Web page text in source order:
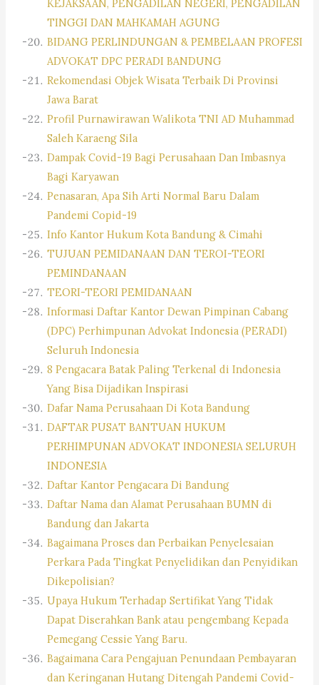
KEJAKSAAN, PENGADILAN NEGERI, PENGADILAN
TINGGI DAN MAHKAMAH AGUNG
BIDANG PERLINDUNGAN & PEMBELAAN PROFESI
ADVOKAT DPC PERADI BANDUNG
Rekomendasi Objek Wisata Terbaik Di Provinsi
Jawa Barat
Profil Purnawirawan Walikota TNI AD Muhammad
Saleh Karaeng Sila
Dampak Covid-19 Bagi Perusahaan Dan Imbasnya
Bagi Karyawan
Penasaran, Apa Sih Arti Normal Baru Dalam
Pandemi Copid-19
Info Kantor Hukum Kota Bandung & Cimahi
TUJUAN PEMIDANAAN DAN TEROI-TEORI
PEMINDANAAN
TEORI-TEORI PEMIDANAAN
Informasi Daftar Kantor Dewan Pimpinan Cabang
(DPC) Perhimpunan Advokat Indonesia (PERADI)
Seluruh Indonesia
8 Pengacara Batak Paling Terkenal di Indonesia
Yang Bisa Dijadikan Inspirasi
Dafar Nama Perusahaan Di Kota Bandung
DAFTAR PUSAT BANTUAN HUKUM
PERHIMPUNAN ADVOKAT INDONESIA SELURUH
INDONESIA
Daftar Kantor Pengacara Di Bandung
Daftar Nama dan Alamat Perusahaan BUMN di
Bandung dan Jakarta
Bagaimana Proses dan Perbaikan Penyelesaian
Perkara Pada Tingkat Penyelidikan dan Penyidikan
Dikepolisian?
Upaya Hukum Terhadap Sertifikat Yang Tidak
Dapat Diserahkan Bank atau pengembang Kepada
Pemegang Cessie Yang Baru.
Bagaimana Cara Pengajuan Penundaan Pembayaran
dan Keringanan Hutang Ditengah Pandemi Covid-